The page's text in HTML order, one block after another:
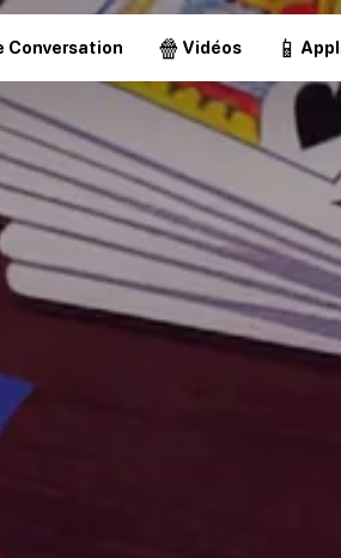
Conversation 🍿 Vidéos 📱